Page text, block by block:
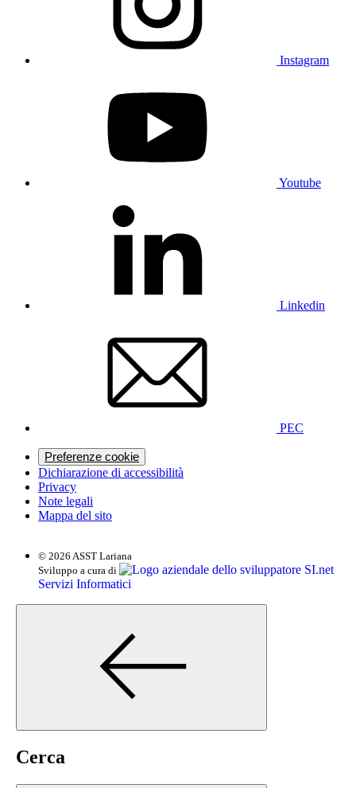
Instagram
Youtube
Linkedin
PEC
Preferenze cookie
Dichiarazione di accessibilità
Privacy
Note legali
Mappa del sito
© 2026 ASST Lariana
Sviluppo a cura di
SI.net
Servizi Informatici
Cerca